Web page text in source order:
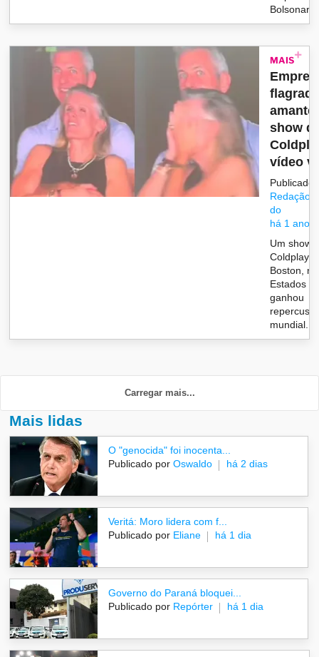
Bolsonaro
MAIS
amante
show
vídeo
Publicado
Redação/
do
há 1 ano
Um show
Coldplay
Boston,
Estados
ganhou
mundial...
Carregar mais...
Mais lidas
O "genocida" foi inocenta...
Publicado por Oswaldo há 2 dias
Veritá: Moro lidera com f...
Publicado por Eliane há 1 dia
Governo do Paraná bloquei...
Publicado por Repórter há 1 dia